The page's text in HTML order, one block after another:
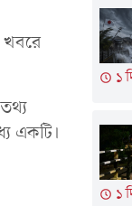
খবরে
একটি।
১
১